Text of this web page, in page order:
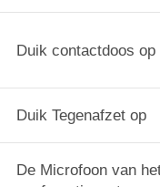
Duik contactdoos op
Duik Tegenafzet op
De Microfoon van